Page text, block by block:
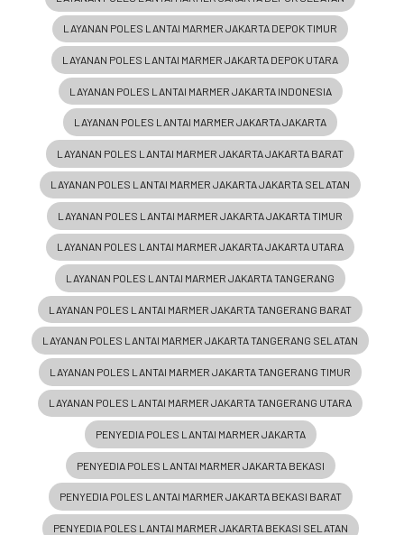
LAYANAN POLES LANTAI MARMER JAKARTA DEPOK TIMUR
LAYANAN POLES LANTAI MARMER JAKARTA DEPOK UTARA
LAYANAN POLES LANTAI MARMER JAKARTA INDONESIA
LAYANAN POLES LANTAI MARMER JAKARTA JAKARTA
LAYANAN POLES LANTAI MARMER JAKARTA JAKARTA BARAT
LAYANAN POLES LANTAI MARMER JAKARTA JAKARTA SELATAN
LAYANAN POLES LANTAI MARMER JAKARTA JAKARTA TIMUR
LAYANAN POLES LANTAI MARMER JAKARTA JAKARTA UTARA
LAYANAN POLES LANTAI MARMER JAKARTA TANGERANG
LAYANAN POLES LANTAI MARMER JAKARTA TANGERANG BARAT
LAYANAN POLES LANTAI MARMER JAKARTA TANGERANG SELATAN
LAYANAN POLES LANTAI MARMER JAKARTA TANGERANG TIMUR
LAYANAN POLES LANTAI MARMER JAKARTA TANGERANG UTARA
PENYEDIA POLES LANTAI MARMER JAKARTA
PENYEDIA POLES LANTAI MARMER JAKARTA BEKASI
PENYEDIA POLES LANTAI MARMER JAKARTA BEKASI BARAT
PENYEDIA POLES LANTAI MARMER JAKARTA BEKASI SELATAN